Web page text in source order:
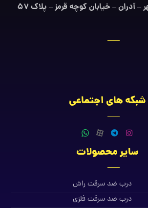
– آدران – خیابان کوچه قرمز – پلاک ۵۷
شبکه های اجتماعی
سایر محصولات
درب ضد سرقت راش
درب ضد سرقت فلزی